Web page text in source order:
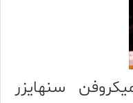
سنهایزر